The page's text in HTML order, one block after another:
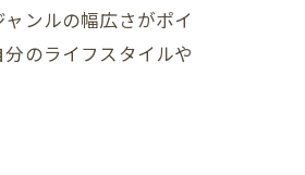
ンルの幅広さがポイ
のライフスタイルや